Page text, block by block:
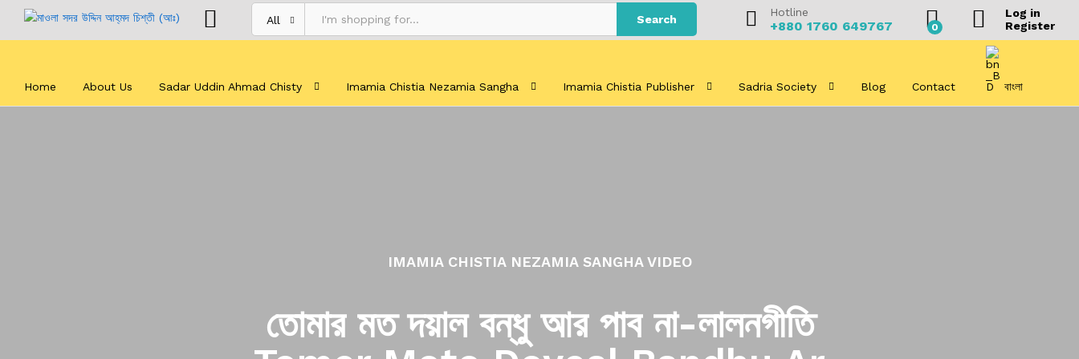
All Search
Hotline
+880 1760 649767 0
Log in
Register
Home About Us Sadar Uddin Ahmad Chisty Imamia Chistia Nezamia Sangha Imamia Chistia Publisher Sadria Society Blog Contact বাংলা
IMAMIA CHISTIA NEZAMIA SANGHA VIDEO
তোমার মত দয়াল বন্ধু আর পাব না-লালনগীতি